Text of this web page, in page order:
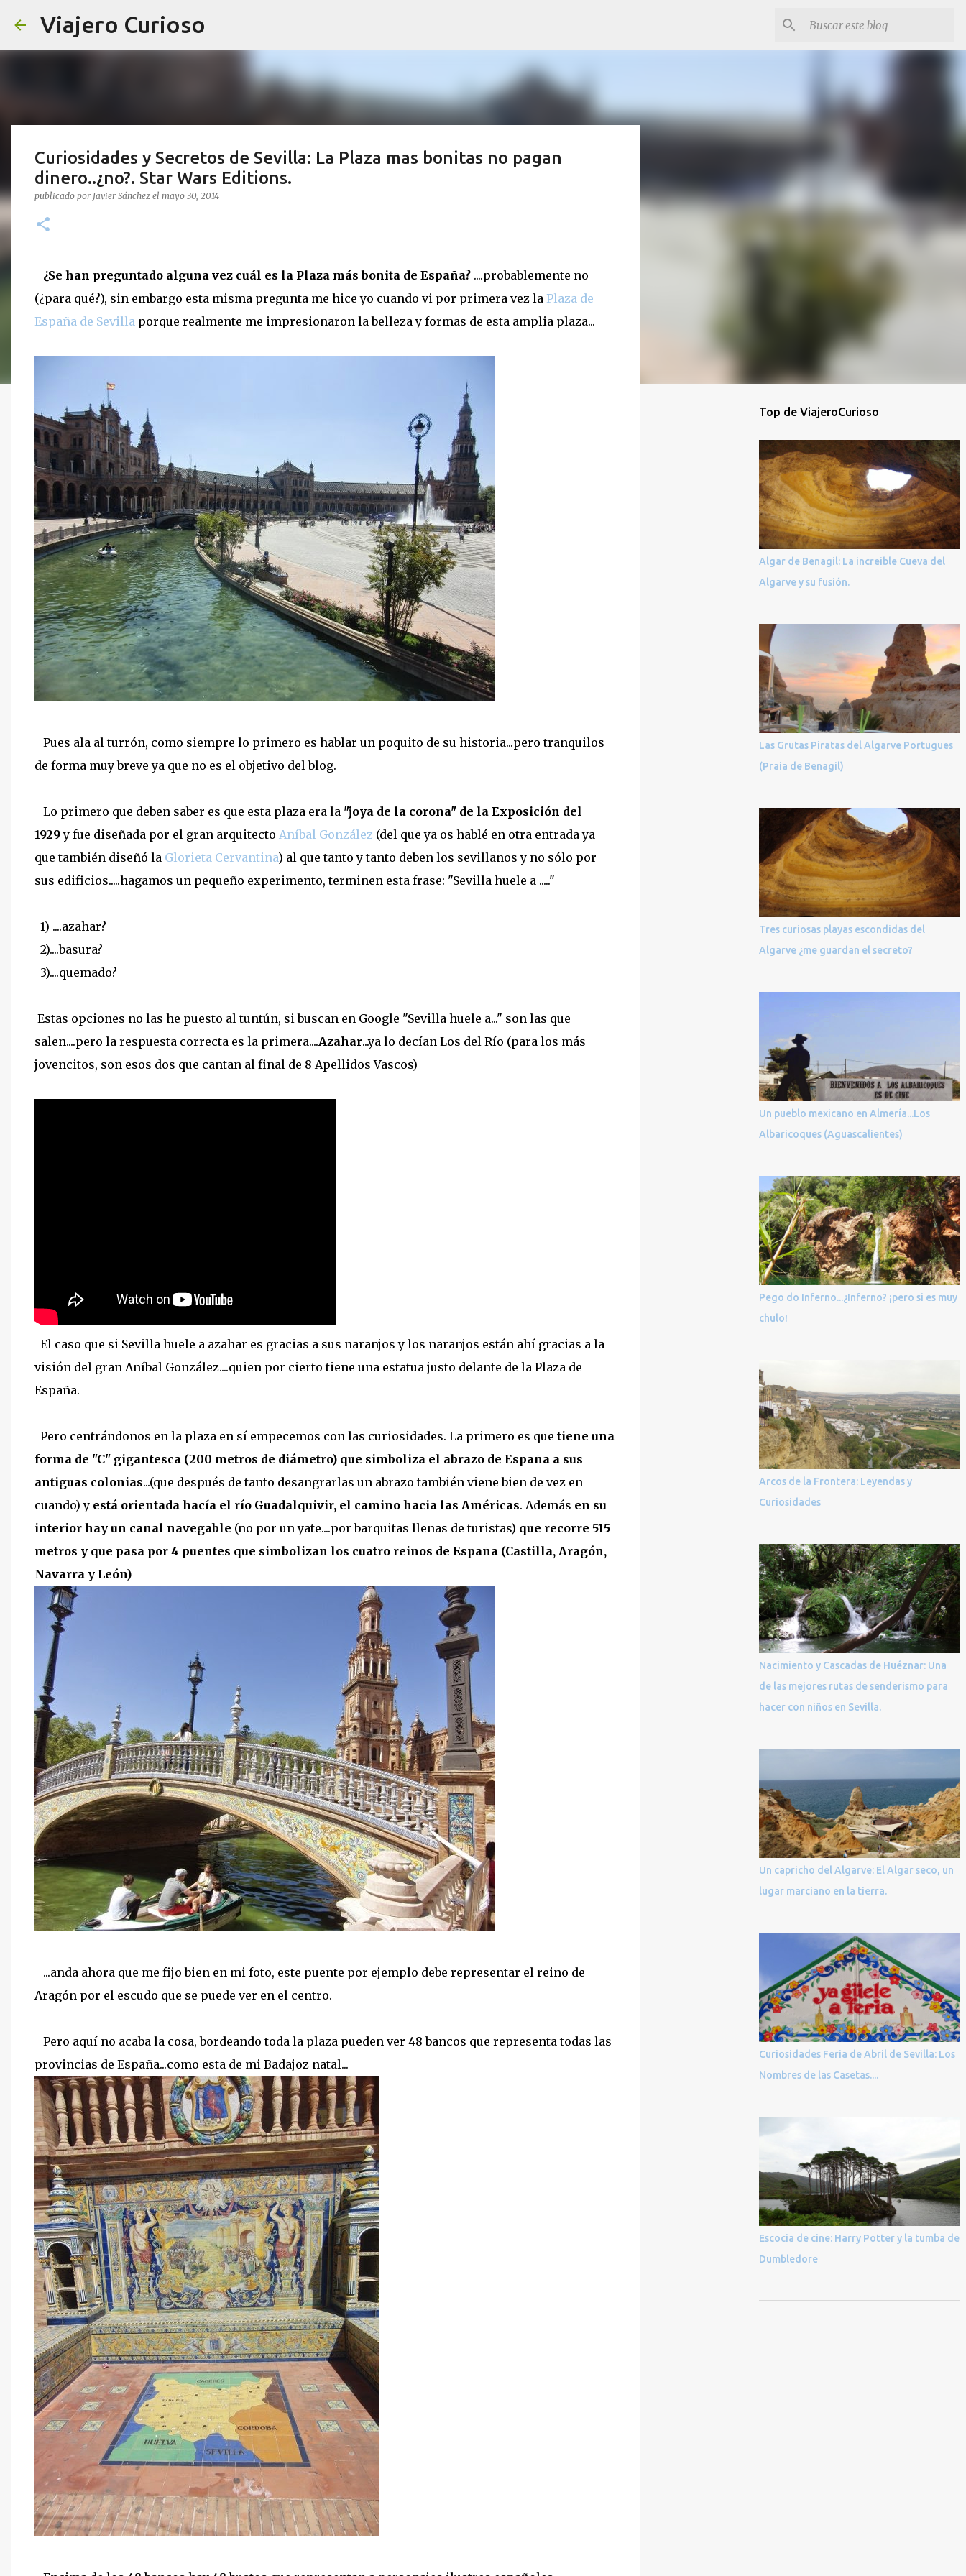
Viajero Curioso
Curiosidades y Secretos de Sevilla: La Plaza mas bonitas no pagan
dinero..¿no?. Star Wars Editions.
publicado por Javier Sánchez el mayo 30, 2014
¿Se han preguntado alguna vez cuál es la Plaza más bonita de España? ....probablemente no
(¿para qué?), sin embargo esta misma pregunta me hice yo cuando vi por primera vez la Plaza de
España de Sevilla porque realmente me impresionaron la belleza y formas de esta amplia plaza...
Pues ala al turrón, como siempre lo primero es hablar un poquito de su historia...pero tranquilos
de forma muy breve ya que no es el objetivo del blog.
Lo primero que deben saber es que esta plaza era la "joya de la corona" de la Exposición del
1929y fue diseñada por el gran arquitecto Aníbal González (del que ya os hablé en otra entrada ya
que también diseñó la Glorieta Cervantina) al que tanto y tanto deben los sevillanos y no sólo por
sus edificios.....hagamos un pequeño experimento, terminen esta frase: "Sevilla huele a ....."
1) ....azahar?
2)....basura?
3)....quemado?
Estas opciones no las he puesto al tuntún, si buscan en Google "Sevilla huele a..." son las que
salen....pero la respuesta correcta es la primera....Azahar...ya lo decían Los del Río (para los más
jovencitos, son esos dos que cantan al final de 8 Apellidos Vascos)
El caso que si Sevilla huele a azahar es gracias a sus naranjos y los naranjos están ahí gracias a la
visión del gran Aníbal González....quien por cierto tiene una estatua justo delante de la Plaza de
España.
Pero centrándonos en la plaza en sí empecemos con las curiosidades. La primero es que tiene una
forma de "C" gigantesca (200 metros de diámetro) que simboliza el abrazo de España a sus
antiguas colonias...(que después de tanto desangrarlas un abrazo también viene bien de vez en
cuando) y está orientada hacía el río Guadalquivir, el camino hacia las Américas. Además en su
interior hay un canal navegable (no por un yate....por barquitas llenas de turistas) que recorre 515
metros y que pasa por 4 puentes que simbolizan los cuatro reinos de España (Castilla, Aragón,
Navarra y León)
...anda ahora que me fijo bien en mi foto, este puente por ejemplo debe representar el reino de
Aragón por el escudo que se puede ver en el centro.
Pero aquí no acaba la cosa, bordeando toda la plaza pueden ver 48 bancos que representa todas las
provincias de España...como esta de mi Badajoz natal...
Top de ViajeroCurioso
Algar de Benagil: La increible Cueva del
Algarve y su fusión.
Las Grutas Piratas del Algarve Portugues
(Praia de Benagil)
Tres curiosas playas escondidas del
Algarve ¿me guardan el secreto?
Un pueblo mexicano en Almería...Los
Albaricoques (Aguascalientes)
Pego do Inferno...¿Inferno? ¡pero si es muy
chulo!
Arcos de la Frontera: Leyendas y
Curiosidades
Nacimiento y Cascadas de Huéznar: Una
de las mejores rutas de senderismo para
hacer con niños en Sevilla.
Un capricho del Algarve: El Algar seco, un
lugar marciano en la tierra.
Curiosidades Feria de Abril de Sevilla: Los
Nombres de las Casetas....
Escocia de cine: Harry Potter y la tumba de
Dumbledore